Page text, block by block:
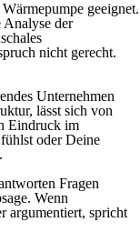
geeignet.
Analyse der
nicht gerecht.
Unternehmen
lässt sich von
Eindruck im
oder Deine
Fragen
Wenn
argumentiert, spricht